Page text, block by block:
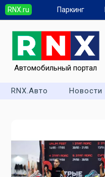
RNX.ru Паркинг
Автомобильный портал
RNX.Авто Новости